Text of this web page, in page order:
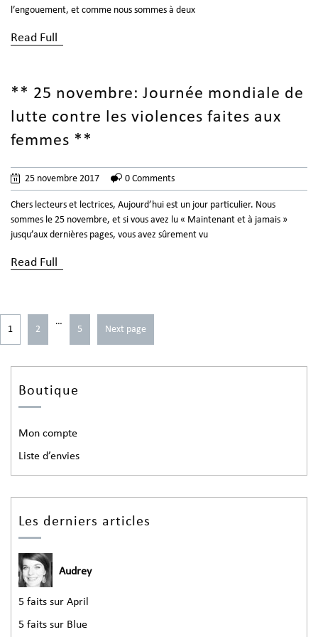
l’engouement, et comme nous sommes à deux
Read Full
** 25 novembre: Journée mondiale de
lutte contre les violences faites aux
femmes **
25 novembre 2017 0 Comments
Chers lecteurs et lectrices, Aujourd’hui est un jour particulier. Nous
sommes le 25 novembre, et si vous avez lu « Maintenant et à jamais »
jusqu’aux dernières pages, vous avez sûrement vu
Read Full
1 2
…
5 Next page
Boutique
Mon compte
Liste d’envies
Les derniers articles
Audrey
5 faits sur April
5 faits sur Blue